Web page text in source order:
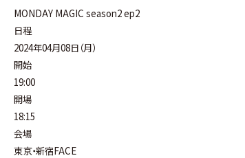
MONDAY MAGIC season2 ep2
日程
2024年04月08日（月）
開始
19:00
開場
18:15
会場
東京・新宿FACE